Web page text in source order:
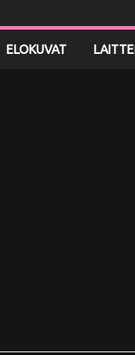
ELOKUVAT